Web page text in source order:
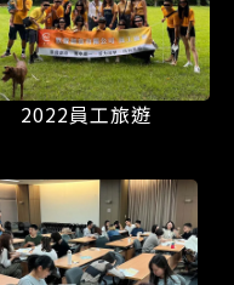
2022員工旅遊